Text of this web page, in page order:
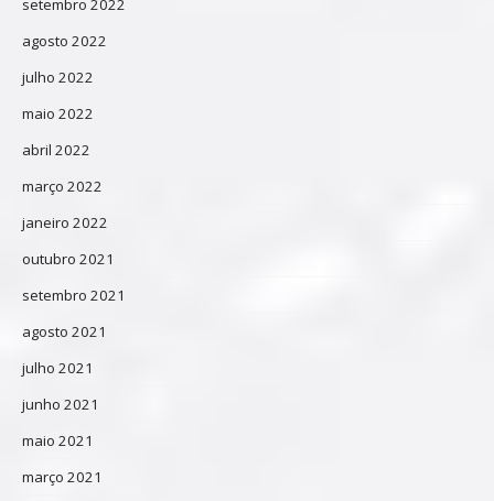
setembro 2022
agosto 2022
julho 2022
maio 2022
abril 2022
março 2022
janeiro 2022
outubro 2021
setembro 2021
agosto 2021
julho 2021
junho 2021
maio 2021
março 2021